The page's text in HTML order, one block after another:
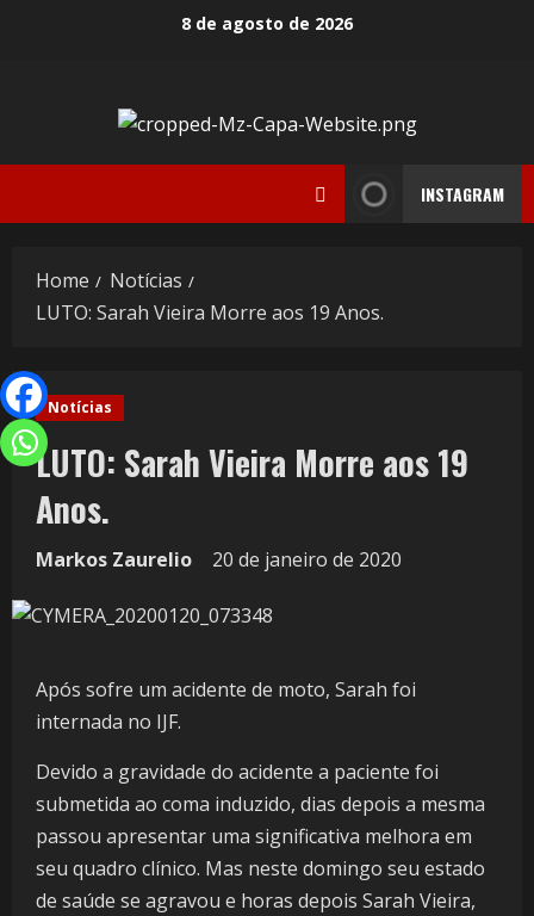
8 de agosto de 2026
INSTAGRAM
Home
Notícias
LUTO: Sarah Vieira Morre aos 19 Anos.
Notícias
LUTO: Sarah Vieira Morre aos 19
Anos.
Markos Zaurelio 20 de janeiro de 2020
Após sofre um acidente de moto, Sarah foi
internada no IJF.
Devido a gravidade do acidente a paciente foi
submetida ao coma induzido, dias depois a mesma
passou apresentar uma significativa melhora em
seu quadro clínico. Mas neste domingo seu estado
de saúde se agravou e horas depois Sarah Vieira,